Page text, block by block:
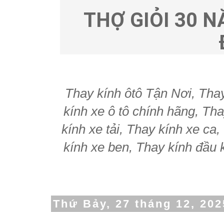
THỢ GIỎI 30
Thay kính ôtô Tận Nơi,
kính xe ô tô chính hãng,
kính xe tải, Thay kính xe
kính xe ben, Thay kính đầu
Thứ Bảy, 27 tháng 12,